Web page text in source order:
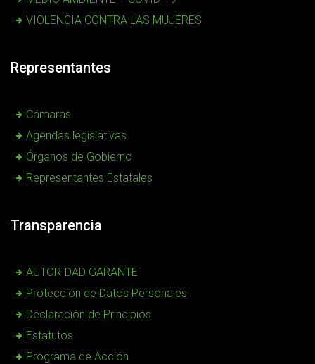
VIOLENCIA CONTRA LAS MUJERES
Representantes
Cámaras
Agendas legislativas
Órganos de Gobierno
Representantes Estatales
Transparencia
AUTORIDAD GARANTE
Protección de Datos Personales
Declaración de Principios
Estatutos
Programa de Acción